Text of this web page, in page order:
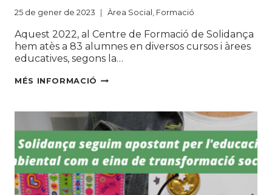
25 de gener de 2023 Àrea Social Formació
Aquest 2022, al Centre de Formació de Solidança
hem atès a 83 alumnes en diversos cursos i àrees
educatives, segons la…
MÉS INFORMACIÓ 83
CENTRE
DE
FORMACIÓ
DE
SOLIDANÇA
DURANT